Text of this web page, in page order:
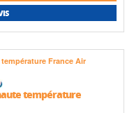
température